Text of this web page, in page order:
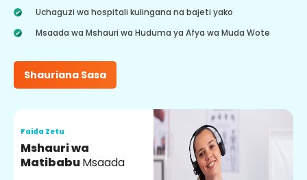
Uchaguzi wa hospitali kulingana na bajeti yako
Msaada wa Mshauri wa Huduma ya Afya wa Muda Wote
Shauriana Sasa
Faida Zetu
Mshauri wa
MatibabuMsaada